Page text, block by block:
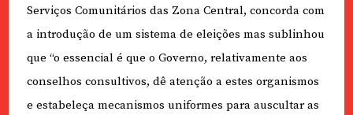
Serviços Comunitários das Zona Central, concorda com
a introdução de um sistema de eleições mas sublinhou
que “o essencial é que o Governo, relativamente aos
conselhos consultivos, dê atenção a estes organismos
e estabeleça mecanismos uniformes para auscultar as